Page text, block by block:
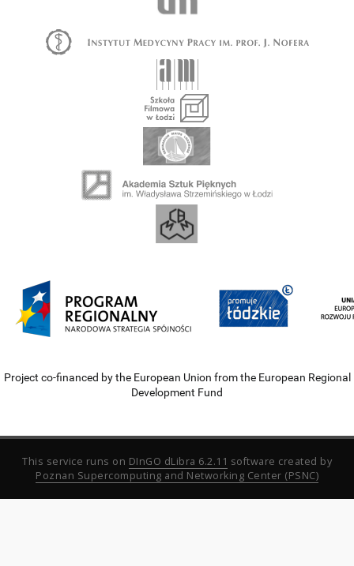
Project co-financed by the European Union from the European Regional
Development Fund
This service runs on DInGO dLibra 6.2.11 software created by
Poznan Supercomputing and Networking Center (PSNC)